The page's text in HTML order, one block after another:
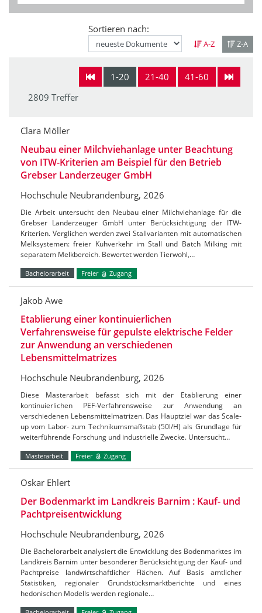
Sortieren nach:
A-Z Z-A
1-20 21-40
41-60
2809 Treffer
Clara Möller
Neubau einer Milchviehanlage unter Beachtung
von ITW-Kriterien am Beispiel für den Betrieb
Grebser Landerzeuger GmbH
Hochschule Neubrandenburg, 2026
Die Arbeit untersucht den Neubau einer Milchviehanlage für die
Grebser Landerzeuger GmbH unter Berücksichtigung der ITW-
Kriterien. Verglichen werden zwei Stallvarianten mit automatischen
Melksystemen: freier Kuhverkehr im Stall und Batch Milking mit
separatem Melkbereich. Bewertet werden Tierwohl,…
Bachelorarbeit Freier Zugang
Jakob Awe
Etablierung einer kontinuierlichen
Verfahrensweise für gepulste elektrische Felder
zur Anwendung an verschiedenen
Lebensmittelmatrizes
Hochschule Neubrandenburg, 2026
Diese Masterarbeit befasst sich mit der Etablierung einer
kontinuierlichen PEF-Verfahrensweise zur Anwendung an
verschiedenen Lebensmittelmatrizen. Das Hauptziel war das Scale-
up vom Labor- zum Technikumsmaßstab (50l/H) als Grundlage für
weiterführende Forschung und industrielle Zwecke. Untersucht…
Masterarbeit Freier Zugang
Oskar Ehlert
Der Bodenmarkt im Landkreis Barnim : Kauf- und
Pachtpreisentwicklung
Hochschule Neubrandenburg, 2026
Die Bachelorarbeit analysiert die Entwicklung des Bodenmarktes im
Landkreis Barnim unter besonderer Berücksichtigung der Kauf- und
Pachtpreise landwirtschaftlicher Flächen. Auf Basis amtlicher
Statistiken, regionaler Grundstücksmarktberichte und eines
hedonischen Modells werden regionale…